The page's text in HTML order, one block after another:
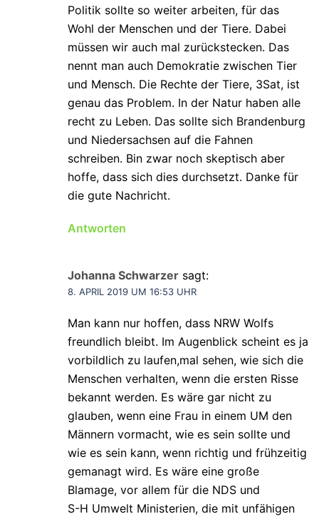
Politik sollte so weiter arbeiten, für das
Wohl der Menschen und der Tiere. Dabei
müssen wir auch mal zurückstecken. Das
nennt man auch Demokratie zwischen Tier
und Mensch. Die Rechte der Tiere, 3Sat, ist
genau das Problem. In der Natur haben alle
recht zu Leben. Das sollte sich Brandenburg
und Niedersachsen auf die Fahnen
schreiben. Bin zwar noch skeptisch aber
hoffe, dass sich dies durchsetzt. Danke für
die gute Nachricht.
Antworten
Johanna Schwarzer sagt:
8. APRIL 2019 UM 16:53 UHR
Man kann nur hoffen, dass NRW Wolfs
freundlich bleibt. Im Augenblick scheint es ja
vorbildlich zu laufen,mal sehen, wie sich die
Menschen verhalten, wenn die ersten Risse
bekannt werden. Es wäre gar nicht zu
glauben, wenn eine Frau in einem UM den
Männern vormacht, wie es sein sollte und
wie es sein kann, wenn richtig und frühzeitig
gemanagt wird. Es wäre eine große
Blamage, vor allem für die NDS und
S-H Umwelt Ministerien, die mit unfähigen